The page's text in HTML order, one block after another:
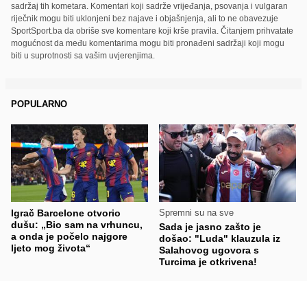
sadržaj tih kometara. Komentari koji sadrže vrijeđanja, psovanja i vulgaran
riječnik mogu biti uklonjeni bez najave i objašnjenja, ali to ne obavezuje
SportSport.ba da obriše sve komentare koji krše pravila. Čitanjem prihvatate
mogućnost da među komentarima mogu biti pronađeni sadržaji koji mogu
biti u suprotnosti sa vašim uvjerenjima.
POPULARNO
Igrač Barcelone otvorio
dušu: „Bio sam na vrhuncu,
a onda je počelo najgore
ljeto mog života“
Spremni su na sve
Sada je jasno zašto je
došao: "Luda" klauzula iz
Salahovog ugovora s
Turcima je otkrivena!